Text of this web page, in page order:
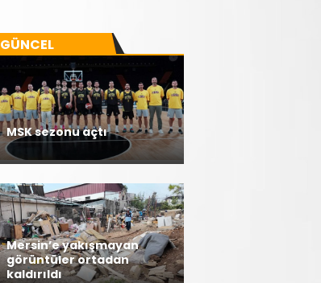
GÜNCEL
MSK sezonu açtı
Mersin’e yakışmayan
görüntüler ortadan
kaldırıldı